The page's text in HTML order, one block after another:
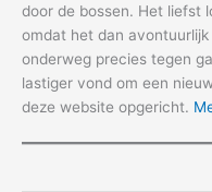
door de bossen. Het liefst
omdat het dan
onderweg precies tegen
lastiger vond om een
deze website opgericht.